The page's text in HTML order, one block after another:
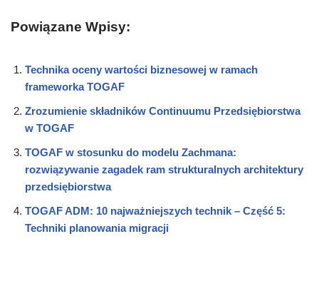
Powiązane Wpisy:
Technika oceny wartości biznesowej w ramach
frameworka TOGAF
Zrozumienie składników Continuumu Przedsiębiorstwa
w TOGAF
TOGAF w stosunku do modelu Zachmana:
rozwiązywanie zagadek ram strukturalnych architektury
przedsiębiorstwa
TOGAF ADM: 10 najważniejszych technik – Część 5:
Techniki planowania migracji